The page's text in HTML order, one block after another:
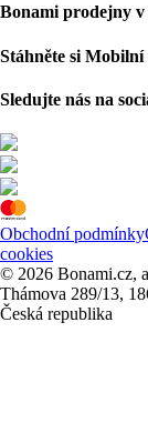
Bonami prodejny v
Stáhněte si
Sledujte nás na
Obchodní podmínky
cookies
© 2026 Bonami.cz,
Thámova 289/13,
Česká republika